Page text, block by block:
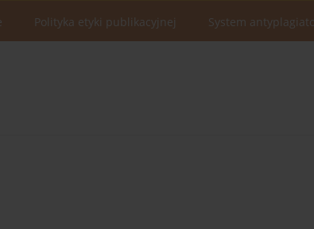
Polityka etyki publikacyjnej System